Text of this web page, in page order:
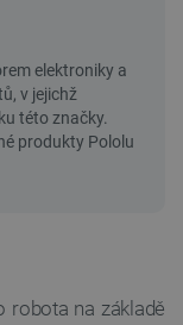
robota na základě